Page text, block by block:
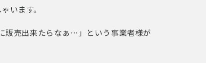
います。
販売出来たらなぁ…」という事業者様が